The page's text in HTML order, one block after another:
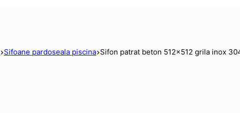
Sifoane pardoseala piscina Sifon patrat beton 512×512 grila inox